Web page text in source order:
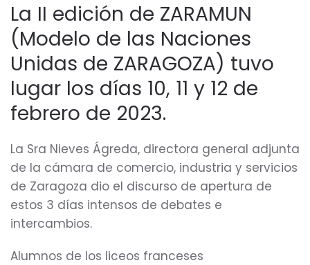
La II edición de ZARAMUN
(Modelo de las Naciones
Unidas de ZARAGOZA) tuvo
lugar los días 10, 11 y 12 de
febrero de 2023.
La Sra Nieves Ágreda, directora general adjunta
de la cámara de comercio, industria y servicios
de Zaragoza dio el discurso de apertura de
estos 3 días intensos de debates e
intercambios.
Alumnos de los liceos franceses